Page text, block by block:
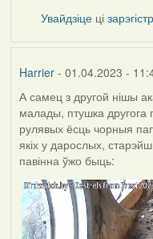
Увайдзіце ці
Harrier- 01.04.2023 -
А самец з другой нішы
малады, птушка другога
рулявых ёсць чорныя
якіх у дарослых,
павінна ўжо быць: